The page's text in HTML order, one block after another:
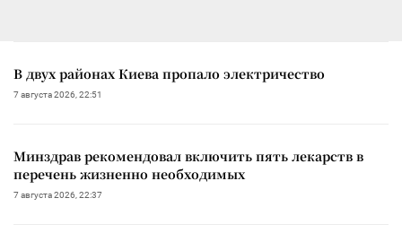
В двух районах Киева пропало электричество
7 августа 2026, 22:51
Минздрав рекомендовал включить пять лекарств в
перечень жизненно необходимых
7 августа 2026, 22:37